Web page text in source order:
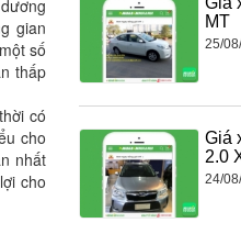
gian
số
thấp
có
cho
nhất
cho
MT
25/
Giá
2.0
24/